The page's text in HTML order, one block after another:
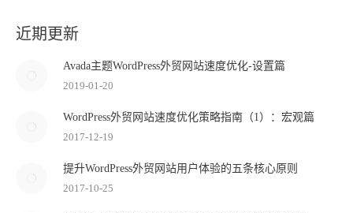
近期更新
Avada主题WordPress外贸网站速度优化-设置篇
2019-01-20
WordPress外贸网站速度优化策略指南（1）：宏观篇
2017-12-19
提升WordPress外贸网站用户体验的五条核心原则
2017-10-25